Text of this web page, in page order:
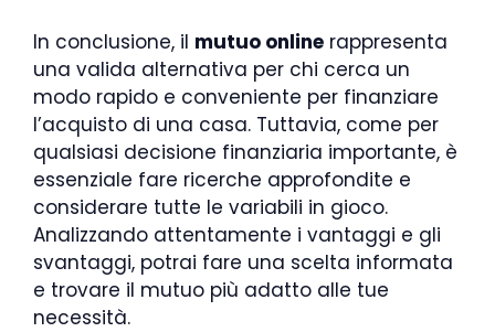
In conclusione, il mutuo online rappresenta
una valida alternativa per chi cerca un
modo rapido e conveniente per finanziare
l’acquisto di una casa. Tuttavia, come per
qualsiasi decisione finanziaria importante, è
essenziale fare ricerche approfondite e
considerare tutte le variabili in gioco.
Analizzando attentamente i vantaggi e gli
svantaggi, potrai fare una scelta informata
e trovare il mutuo più adatto alle tue
necessità.